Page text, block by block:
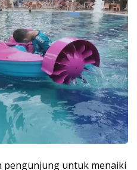
pengunjung untuk menaiki